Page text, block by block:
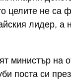
целите не са
лидер, а
министър на
поста си